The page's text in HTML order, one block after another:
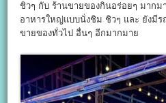
ชิวๆ กับ ร้านขายของกินอร่อยๆ มาก
อาหารใหญ่แบบนั่งชิม ชิวๆ และ ยังมี
ขายของทั่วไป อื่นๆ อีกมากมาย